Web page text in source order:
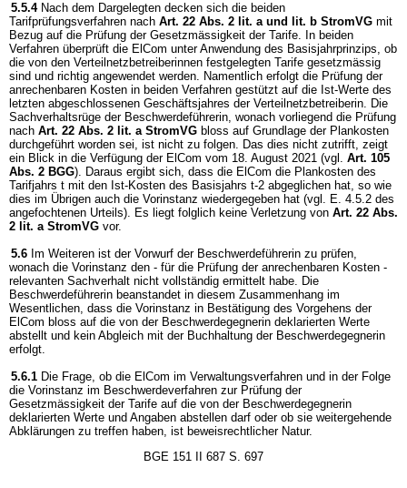
5.5.4 Nach dem Dargelegten decken sich die beiden
Tarifprüfungsverfahren nach Art. 22 Abs. 2 lit. a und lit. b StromVG mit
Bezug auf die Prüfung der Gesetzmässigkeit der Tarife. In beiden
Verfahren überprüft die ElCom unter Anwendung des Basisjahrprinzips, ob
die von den Verteilnetzbetreiberinnen festgelegten Tarife gesetzmässig
sind und richtig angewendet werden. Namentlich erfolgt die Prüfung der
anrechenbaren Kosten in beiden Verfahren gestützt auf die Ist-Werte des
letzten abgeschlossenen Geschäftsjahres der Verteilnetzbetreiberin. Die
Sachverhaltsrüge der Beschwerdeführerin, wonach vorliegend die Prüfung
nach Art. 22 Abs. 2 lit. a StromVG bloss auf Grundlage der Plankosten
durchgeführt worden sei, ist nicht zu folgen. Das dies nicht zutrifft, zeigt
ein Blick in die Verfügung der ElCom vom 18. August 2021 (vgl. Art. 105
Abs. 2 BGG). Daraus ergibt sich, dass die ElCom die Plankosten des
Tarifjahrs t mit den Ist-Kosten des Basisjahrs t-2 abgeglichen hat, so wie
dies im Übrigen auch die Vorinstanz wiedergegeben hat (vgl. E. 4.5.2 des
angefochtenen Urteils). Es liegt folglich keine Verletzung von Art. 22 Abs.
2 lit. a StromVG vor.
5.6 Im Weiteren ist der Vorwurf der Beschwerdeführerin zu prüfen,
wonach die Vorinstanz den - für die Prüfung der anrechenbaren Kosten -
relevanten Sachverhalt nicht vollständig ermittelt habe. Die
Beschwerdeführerin beanstandet in diesem Zusammenhang im
Wesentlichen, dass die Vorinstanz in Bestätigung des Vorgehens der
ElCom bloss auf die von der Beschwerdegegnerin deklarierten Werte
abstellt und kein Abgleich mit der Buchhaltung der Beschwerdegegnerin
erfolgt.
5.6.1 Die Frage, ob die ElCom im Verwaltungsverfahren und in der Folge
die Vorinstanz im Beschwerdeverfahren zur Prüfung der
Gesetzmässigkeit der Tarife auf die von der Beschwerdegegnerin
deklarierten Werte und Angaben abstellen darf oder ob sie weitergehende
Abklärungen zu treffen haben, ist beweisrechtlicher Natur.
BGE 151 II 687 S. 697